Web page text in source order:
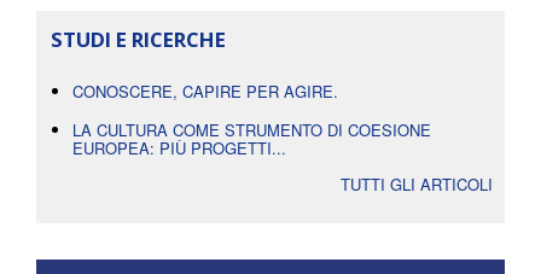
STUDI E RICERCHE
CONOSCERE, CAPIRE PER AGIRE.
LA CULTURA COME STRUMENTO DI COESIONE
EUROPEA: PIÙ PROGETTI...
TUTTI GLI ARTICOLI